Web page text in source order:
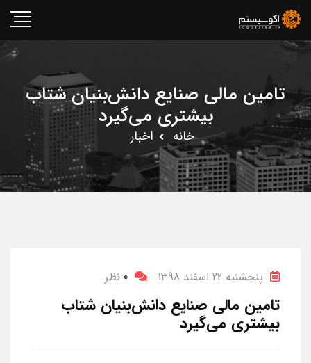
تامین مالی صنایع دانش‌بنیان شتاب
بیشتری می‌گیرد
خانه اخبار
پنجشنبه 22 اسفند 1398 0 نظر
تامین مالی صنایع دانش‌بنیان شتاب
بیشتری می‌گیرد